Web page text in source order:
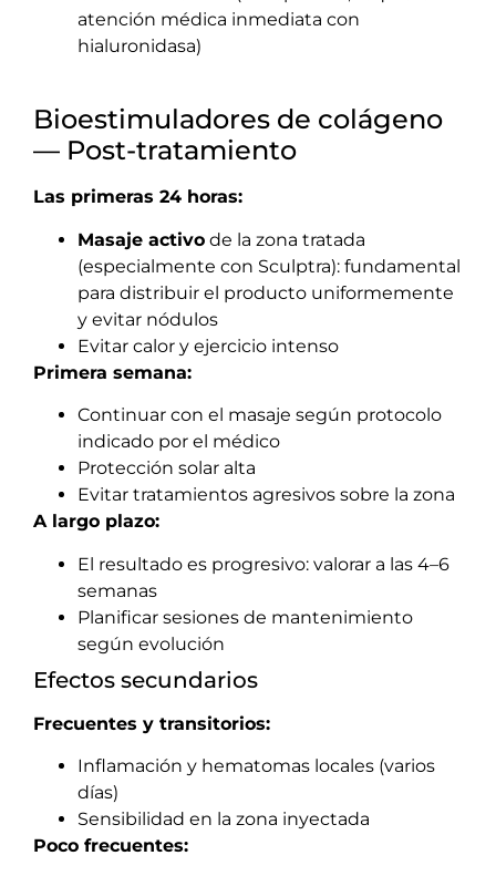
atención médica inmediata con
hialuronidasa)
Bioestimuladores de colágeno
— Post-tratamiento
Las primeras 24 horas:
Masaje activo de la zona tratada
(especialmente con Sculptra): fundamental
para distribuir el producto uniformemente
y evitar nódulos
Evitar calor y ejercicio intenso
Primera semana:
Continuar con el masaje según protocolo
indicado por el médico
Protección solar alta
Evitar tratamientos agresivos sobre la zona
A largo plazo:
El resultado es progresivo: valorar a las 4–6
semanas
Planificar sesiones de mantenimiento
según evolución
Efectos secundarios
Frecuentes y transitorios:
Inflamación y hematomas locales (varios
días)
Sensibilidad en la zona inyectada
Poco frecuentes: